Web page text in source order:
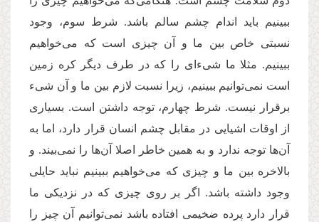
ببینیم باید اندام چشم سالم باشد. شرط سوم، وجود
نسبتی خاص بین ما و آن چیزی است که می‌خواهیم
ببینیم. مثلا ما شی‌ءای را که در طرف دیگر کره زمین
است نمی‌توانیم ببینیم، زیرا نسبت لازم بین ما و آن شیء
برقرار نیست. شرط چهارم، توجه داشتن است. بسیاری
از اوقات اشیایی در مقابل چشم انسان قرار دارد، اما به
آن‌ها توجه ندارد و به همین خاطر اصلا آن‌ها را نمی‌بیند. و
بالاخره بین ما و چیزی که می‌خواهیم ببینیم نباید حایلی
وجود داشته باشد. اگر بر روی چیزی که در نزدیکی ما
قرار دارد پرده ضخیمی افتاده باشد نمی‌توانیم آن چیز را